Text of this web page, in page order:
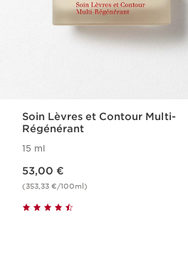
Soin Lèvres et Contour Multi-
Régénérant
15 ml
53,00 €
(353,33 €/100ml)